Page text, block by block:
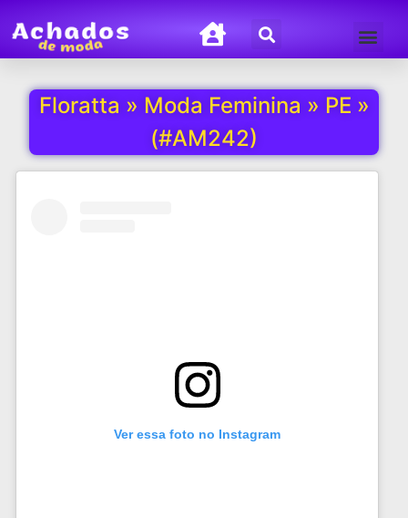
Floratta » Moda Feminina » PE »
(#AM242)
Ver essa foto no Instagram